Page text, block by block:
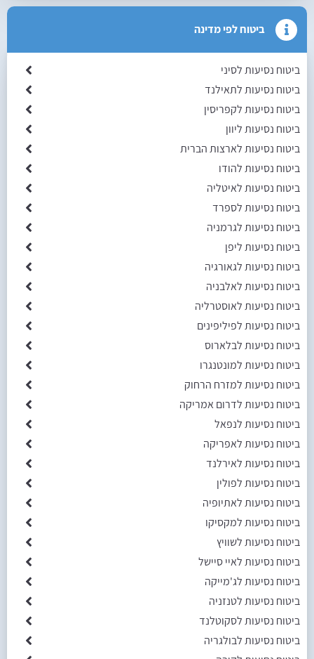
ביטוח לפי מדינה
ביטוח נסיעות לסיני
ביטוח נסיעות לתאילנד
ביטוח נסיעות לקפריסין
ביטוח נסיעות ליוון
ביטוח נסיעות לארצות הברית
ביטוח נסיעות להודו
ביטוח נסיעות לאיטליה
ביטוח נסיעות לספרד
ביטוח נסיעות לגרמניה
ביטוח נסיעות ליפן
ביטוח נסיעות לגאורגיה
ביטוח נסיעות לאלבניה
ביטוח נסיעות לאוסטרליה
ביטוח נסיעות לפיליפינים
ביטוח נסיעות לבלארוס
ביטוח נסיעות למונטנגרו
ביטוח נסיעות למזרח הרחוק
ביטוח נסיעות לדרום אמריקה
ביטוח נסיעות לנפאל
ביטוח נסיעות לאפריקה
ביטוח נסיעות לאירלנד
ביטוח נסיעות לפולין
ביטוח נסיעות לאתיופיה
ביטוח נסיעות למקסיקו
ביטוח נסיעות לשוויץ
ביטוח נסיעות לאיי סיישל
ביטוח נסיעות לג'מייקה
ביטוח נסיעות לטנזניה
ביטוח נסיעות לסקוטלנד
ביטוח נסיעות לבולגריה